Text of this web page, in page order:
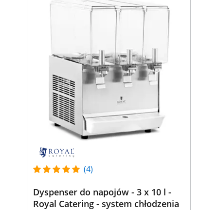
(4)
Dyspenser do napojów - 3 x 10 l -
Royal Catering - system chłodzenia